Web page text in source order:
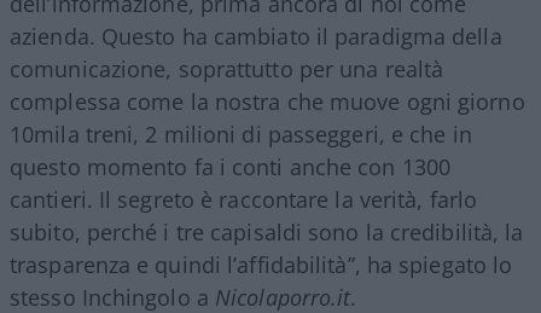
azienda. Questo ha cambiato il paradigma della
comunicazione, soprattutto per una realtà
complessa come la nostra che muove ogni giorno
10mila treni, 2 milioni di passeggeri, e che in
questo momento fa i conti anche con 1300
cantieri. Il segreto è raccontare la verità, farlo
subito, perché i tre capisaldi sono la credibilità, la
trasparenza e quindi l’affidabilità”, ha spiegato lo
stesso Inchingolo a Nicolaporro.it.